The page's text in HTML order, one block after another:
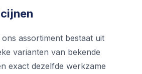
assortiment bestaat uit
varianten van bekende
exact dezelfde werkzame